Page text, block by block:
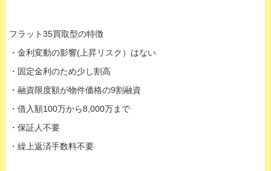
フラット35買取型の特徴
・金利変動の影響(上昇リスク）はない
・固定金利のため少し割高
・融資限度額が物件価格の9割融資
・借入額100万から8,000万まで
・保証人不要
・繰上返済手数料不要